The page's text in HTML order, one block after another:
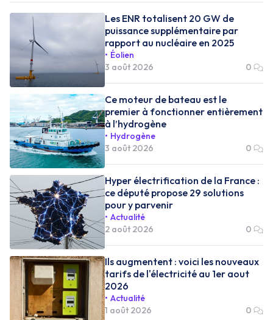
Les ENR totalisent 20 GW de
puissance supplémentaire par
rapport au nucléaire en 2025
Éolien
3 août 2026
0
Ce moteur de bateau est le
premier à fonctionner entièrement
à l’hydrogène
Hydrogène
3 août 2026
0
Hyper électrification de la France :
ce député propose 29 solutions
pour y parvenir
Actualité
2 août 2026
0
Ils augmentent : voici les nouveaux
tarifs de l'électricité au 1er aout
2026
Actualité
1 août 2026
0